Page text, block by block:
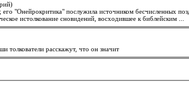
послужила источником бесчисленных позднейших сонников. В
истолкование сновидений, восходившее к библейским ...
толкователи расскажут, что он значит